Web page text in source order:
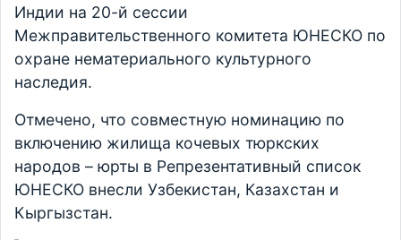
Индии на 20-й сессии
Межправительственного комитета ЮНЕСКО по
охране нематериального культурного
наследия.
Отмечено, что совместную номинацию по
включению жилища кочевых тюркских
народов – юрты в Репрезентативный список
ЮНЕСКО внесли Узбекистан, Казахстан и
Кыргызстан.